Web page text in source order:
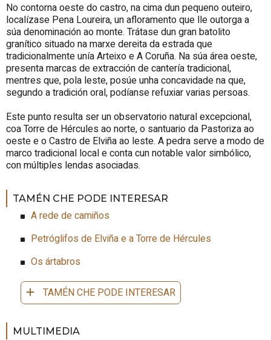
No contorna oeste do castro, na cima dun pequeno outeiro,
localízase Pena Loureira, un afloramento que lle outorga a
súa denominación ao monte. Trátase dun gran batolito
granítico situado na marxe dereita da estrada que
tradicionalmente unía Arteixo e A Coruña. Na súa área oeste,
presenta marcas de extracción de cantería tradicional,
mentres que, pola leste, posúe unha concavidade na que,
segundo a tradición oral, podíanse refuxiar varias persoas.
Este punto resulta ser un observatorio natural excepcional,
coa Torre de Hércules ao norte, o santuario da Pastoriza ao
oeste e o Castro de Elviña ao leste. A pedra serve a modo de
marco tradicional local e conta cun notable valor simbólico,
con múltiples lendas asociadas.
TAMÉN CHE PODE INTERESAR
A rede de camiños
Petróglifos de Elviña e a Torre de Hércules
Os ártabros
TAMÉN CHE PODE INTERESAR
MULTIMEDIA